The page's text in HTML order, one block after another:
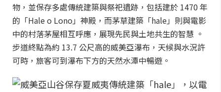
物，並保存多處傳統建築與祭祀遺跡，包括建於 1470 年
的「Hale o Lono」神殿，而茅草建築「hale」則與電影
中的村落茅屋相互呼應，展現先民與土地共生的智慧 。
步道終點為約 13.7 公尺高的威美亞瀑布，天候與水況許
可時，旅客可到瀑布下方的天然水潭中暢遊。